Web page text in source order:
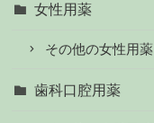
女性用薬
その他の女性用薬
歯科口腔用薬